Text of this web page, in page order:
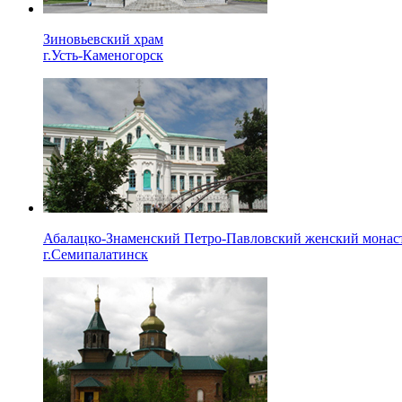
Зиновьевский храм
г.Усть-Каменогорск
Абалацко-Знаменский Петро-Павловский женский
г.Семипалатинск